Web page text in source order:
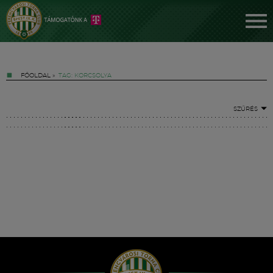
FŐOLDAL » TAG: KORCSOLYA
SZŰRÉS
Hírek